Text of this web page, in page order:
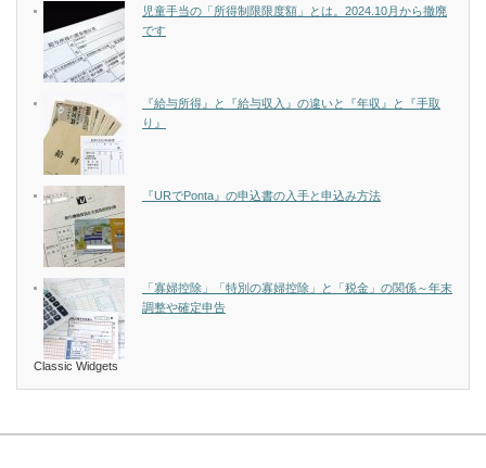
児童手当の「所得制限限度額」とは。2024.10月から撤廃
です
『給与所得』と『給与収入』の違いと『年収』と『手取
り』
『URでPonta』の申込書の入手と申込み方法
「寡婦控除」「特別の寡婦控除」と「税金」の関係～年末
調整や確定申告
Classic Widgets